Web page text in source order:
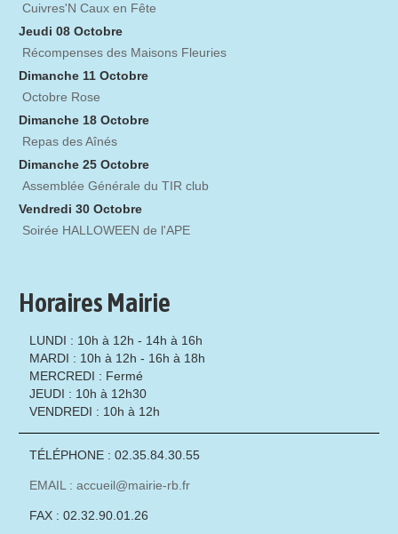
Cuivres'N Caux en Fête
Jeudi 08 Octobre
Récompenses des Maisons Fleuries
Dimanche 11 Octobre
Octobre Rose
Dimanche 18 Octobre
Repas des Aînés
Dimanche 25 Octobre
Assemblée Générale du TIR club
Vendredi 30 Octobre
Soirée HALLOWEEN de l'APE
Horaires Mairie
LUNDI : 10h à 12h - 14h à 16h
MARDI : 10h à 12h - 16h à 18h
MERCREDI : Fermé
JEUDI : 10h à 12h30
VENDREDI : 10h à 12h
TÉLÉPHONE : 02.35.84.30.55
EMAIL : accueil@mairie-rb.fr
FAX : 02.32.90.01.26